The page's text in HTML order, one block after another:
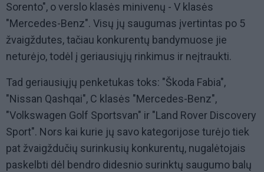
Sorento", o verslo klasės minivenų - V klasės
"Mercedes-Benz". Visų jų saugumas įvertintas po 5
žvaigždutes, tačiau konkurentų bandymuose jie
neturėjo, todėl į geriausiųjų rinkimus ir neįtraukti.
Tad geriausiųjų penketukas toks: "Škoda Fabia",
"Nissan Qashqai", C klasės "Mercedes-Benz",
"Volkswagen Golf Sportsvan" ir "Land Rover Discovery
Sport". Nors kai kurie jų savo kategorijose turėjo tiek
pat žvaigždučių surinkusių konkurentų, nugalėtojais
paskelbti dėl bendro didesnio surinktų saugumo balų